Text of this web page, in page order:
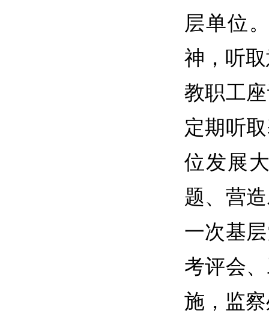
层单位
神，听
教职工
定期听
位发展
题、营
一次基
考评会
施，监